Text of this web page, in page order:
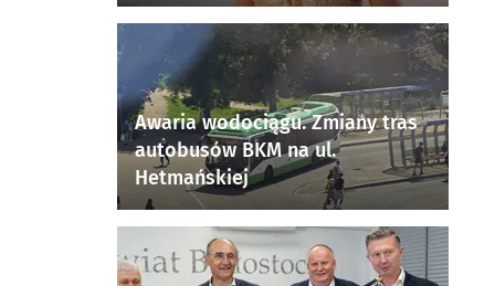
Awaria wodociągu. Zmiany tras
autobusów BKM na ul.
Hetmańskiej